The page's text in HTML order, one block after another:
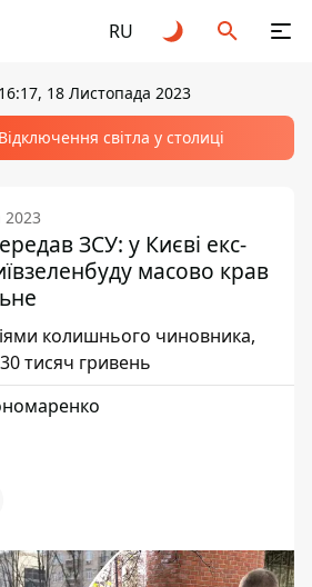
RU
16:17, 18 Листопада 2023
Відключення світла у столиці
2023
ЗСУ: у Києві екс-
масово крав
колишнього чиновника,
тисяч гривень